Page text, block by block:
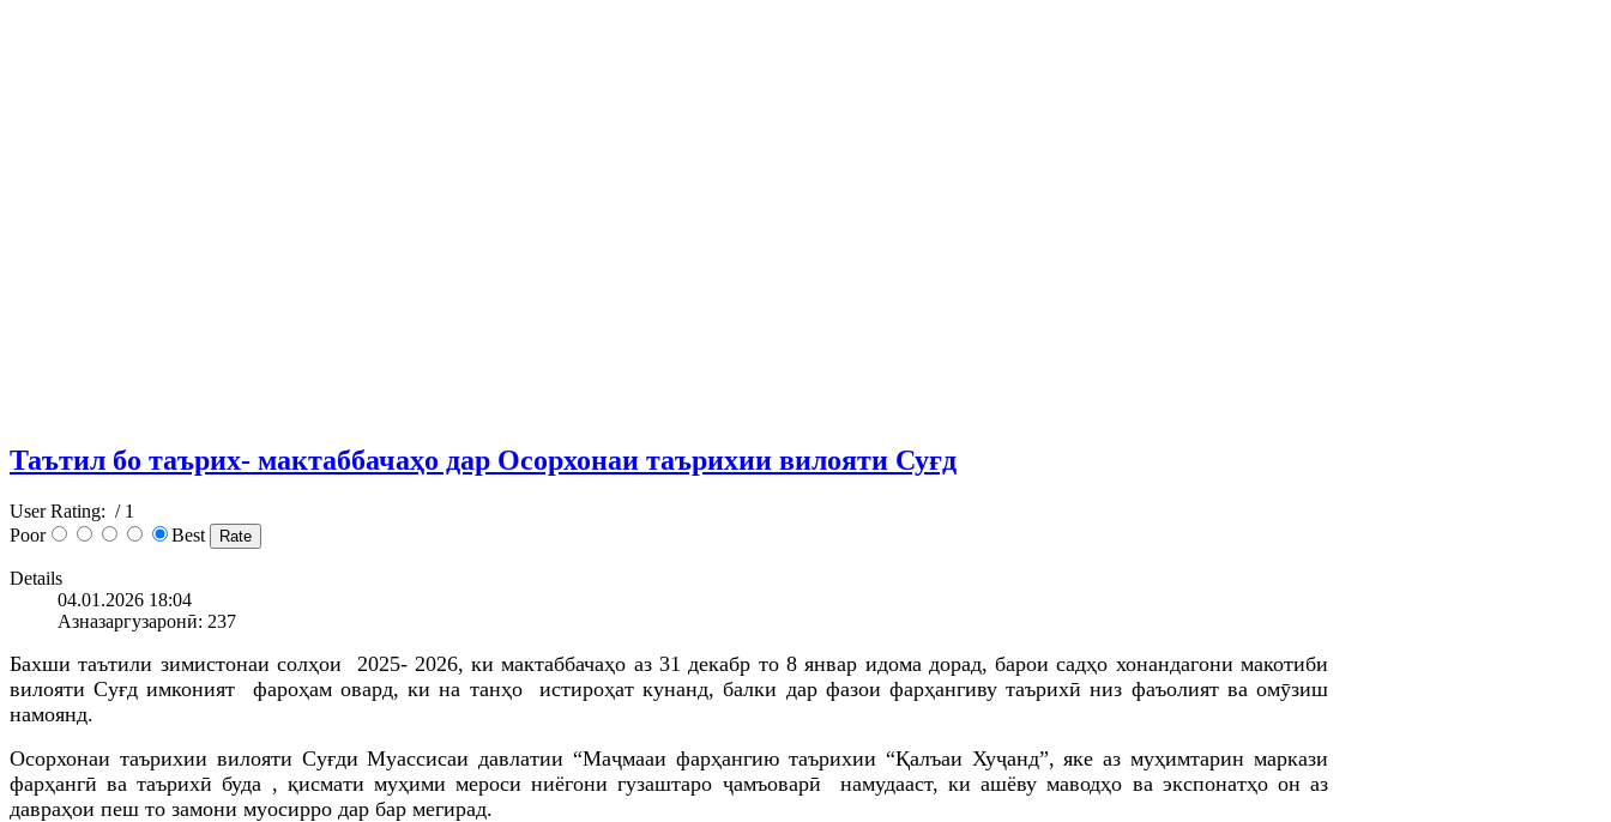
Таътил бо таърих- мактаббачаҳо дар Осорхонаи таърихии вилояти Суғд
User Rating: / 1
Poor
Best
Details
04.01.2026 18:04
Азназаргузаронӣ: 237
Бахши таътили зимистонаи солҳои 2025- 2026, ки мактаббачаҳо аз 31 декабр то 8 январ идома дорад, барои садҳо хонандагони макотиби
вилояти Суғд имконият фароҳам овард, ки на танҳо истироҳат кунанд, балки дар фазои фарҳангиву таърихӣ низ фаъолият ва омӯзиш
намоянд.
Осорхонаи таърихии вилояти Суғди Муассисаи давлатии “Маҷмааи фарҳангию таърихии “Қалъаи Хуҷанд”, яке аз муҳимтарин маркази
фарҳангӣ ва таърихӣ буда , қисмати муҳими мероси ниёгони гузаштаро ҷамъоварӣ намудааст, ки ашёву маводҳо ва экспонатҳо он аз
давраҳои пеш то замони муосирро дар бар мегирад.